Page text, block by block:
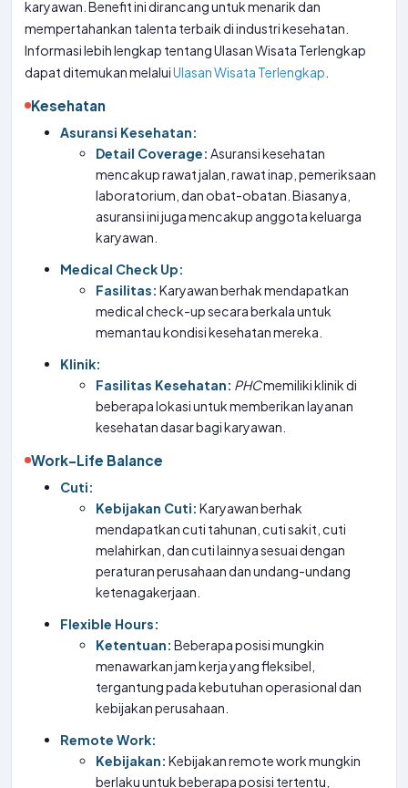
karyawan. Benefit ini dirancang untuk menarik dan
mempertahankan talenta terbaik di industri kesehatan.
Informasi lebih lengkap tentang Ulasan Wisata Terlengkap
dapat ditemukan melaluiUlasan Wisata Terlengkap
Kesehatan
Asuransi Kesehatan:
Detail Coverage: Asuransi kesehatan
mencakup rawat jalan, rawat inap, pemeriksaan
laboratorium, dan obat-obatan. Biasanya,
asuransi ini juga mencakup anggota keluarga
karyawan.
Medical Check Up:
Fasilitas: Karyawan berhak mendapatkan
medical check-up secara berkala untuk
memantau kondisi kesehatan mereka.
Klinik:
Fasilitas Kesehatan: PHCmemiliki klinik di
beberapa lokasi untuk memberikan layanan
kesehatan dasar bagi karyawan.
Work-Life Balance
Cuti:
Kebijakan Cuti: Karyawan berhak
mendapatkan cuti tahunan, cuti sakit, cuti
melahirkan, dan cuti lainnya sesuai dengan
peraturan perusahaan dan undang-undang
ketenagakerjaan.
Flexible Hours:
Ketentuan: Beberapa posisi mungkin
menawarkan jam kerja yang fleksibel,
tergantung pada kebutuhan operasional dan
kebijakan perusahaan.
Remote Work:
Kebijakan: Kebijakan remote work mungkin
berlaku untuk beberapa posisi tertentu,